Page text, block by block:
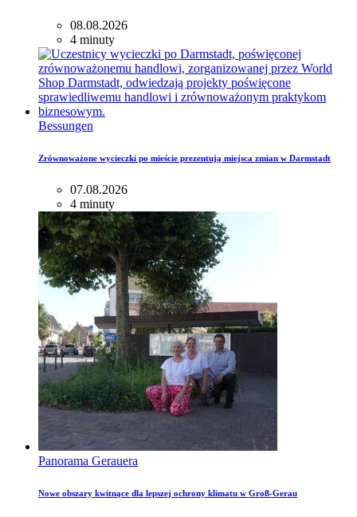
08.08.2026
4 minuty
Bessungen
Zrównoważone wycieczki po mieście prezentują miejsca zmian w Darmstadt
07.08.2026
4 minuty
Panorama Gerauera
Nowe obszary kwitnące dla lepszej ochrony klimatu w Groß-Gerau